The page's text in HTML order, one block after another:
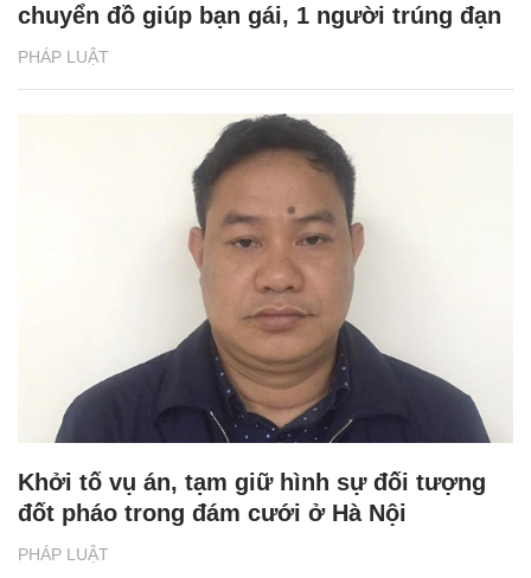
PHÁP LUẬT
chuyển đồ giúp bạn gái, 1 người trúng đạn
PHÁP LUẬT
Khởi tố vụ án, tạm giữ hình sự đối tượng
đốt pháo trong đám cưới ở Hà Nội